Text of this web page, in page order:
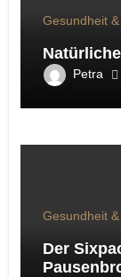
Gesundheit
Petra
Gesundheit
Der